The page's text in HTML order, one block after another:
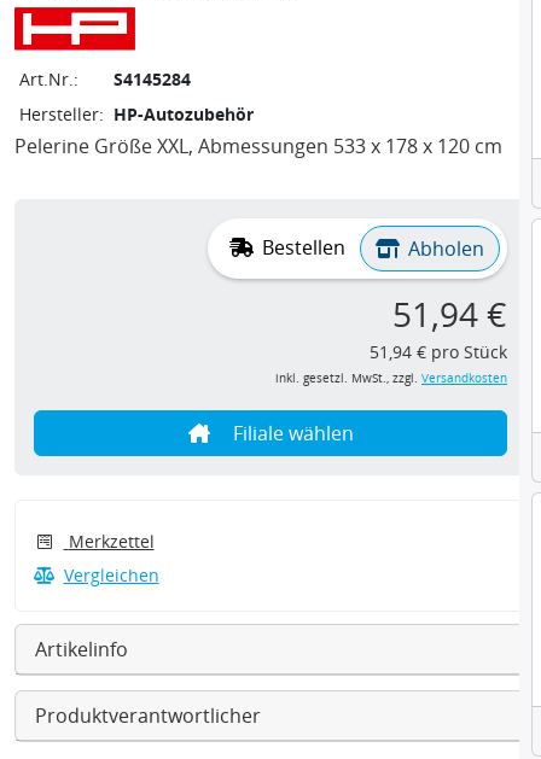
Art.Nr.:
S4145284
Hersteller: HP-Autozubehör
Pelerine Größe XXL, Abmessungen 533 x 178 x 120 cm
Bestellen Abholen
51,94 €
51,94 € pro Stück
inkl. gesetzl. MwSt., zzgl. Versandkosten
Filiale wählen
Merkzettel
Vergleichen
Artikelinfo
Produktverantwortlicher